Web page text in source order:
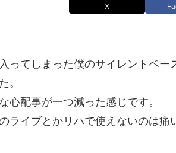
X
ってしまった僕のサイレントベ
。
心配事が一つ減った感じです。
ライブとかリハで使えないのは痛